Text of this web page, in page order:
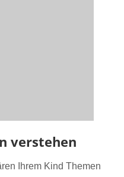
verstehen
Ihrem Kind Themen